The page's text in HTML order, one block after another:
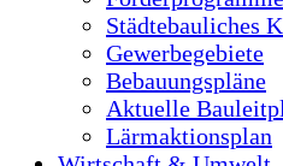
Städtebauliches
Gewerbegebiete
Bebauungspläne
Aktuelle
Lärmaktionsplan